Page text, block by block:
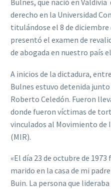
Bulnes, que nació en
derecho en la Universidad
titulándose el 8 de
presentó el examen de
de abogada en nuestro país
A inicios de la dictadura,
Bulnes estuvo detenida
Roberto Celedón. Fueron
donde fueron víctimas de
vinculados al Movimiento de
(MIR).
«El día 23 de octubre de
marido en la casa de mi
Buin. La persona que